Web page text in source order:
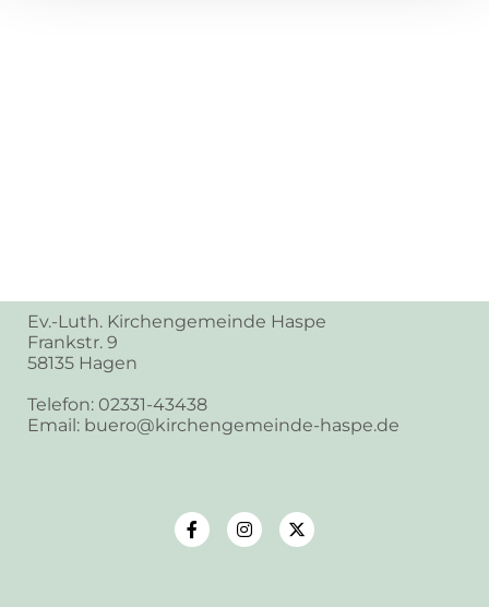
Ev.-Luth. Kirchengemeinde Haspe
Frankstr. 9
58135 Hagen
Telefon: 02331-43438
Email: buero@kirchengemeinde-haspe.de